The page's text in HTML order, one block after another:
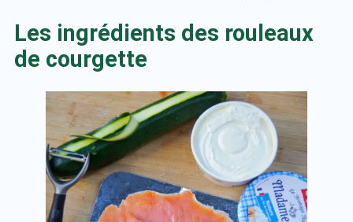
Les ingrédients des rouleaux
de courgette